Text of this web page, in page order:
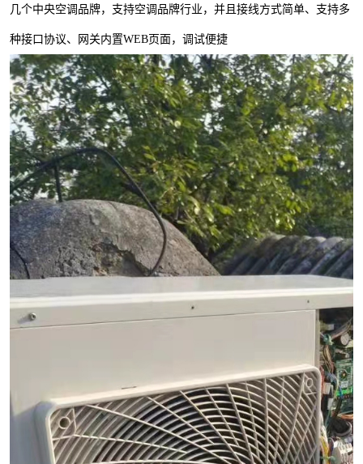
几个中央空调品牌，支持空调品牌行业，并且接线方式简单、支持多
种接口协议、网关内置WEB页面，调试便捷